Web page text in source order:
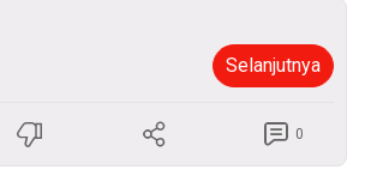
Selanjutnya
0